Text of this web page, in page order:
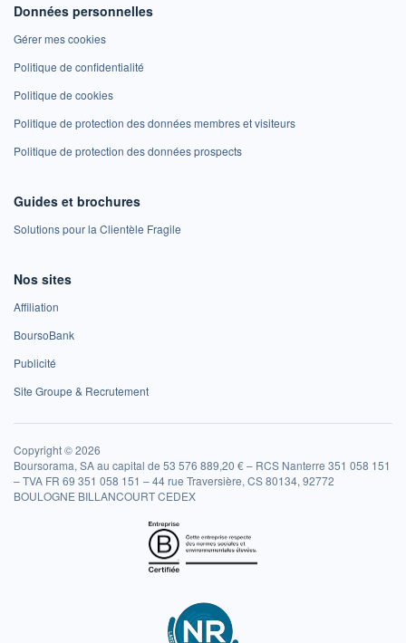
Données personnelles
Gérer mes cookies
Politique de confidentialité
Politique de cookies
Politique de protection des données membres et visiteurs
Politique de protection des données prospects
Guides et brochures
Solutions pour la Clientèle Fragile
Nos sites
Affiliation
BoursoBank
Publicité
Site Groupe & Recrutement
Copyright © 2026
Boursorama, SA au capital de 53 576 889,20 € – RCS Nanterre 351 058 151
– TVA FR 69 351 058 151 – 44 rue Traversière, CS 80134, 92772
BOULOGNE BILLANCOURT CEDEX